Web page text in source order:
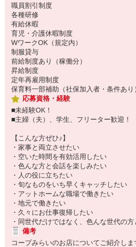
職員割引制度
各種研修
有給休暇
育児・介護休暇制度
WワークOK（規定内）
制服貸与
前給制度あり（稼働分）
昇給制度
定年再雇用制度
保育料一部補助（社保加入者・条件あり
応募資格・経験
■未経験OK！
■主婦（夫）、学生、フリーター歓迎！
【こんな方ぜひ♪】
・家事と両立させたい
・空いた時間を有効活用したい
・色んな方と会話を楽しみたい
・人の役に立ちたい
・旬なものをいち早くキャッチしたい
・アットホームな職場で働きたい
・地元で働きたい
・久々にお仕事復帰したい
・同世代だけではなく、色んな世代の
備考
コープみらいのお店についてご紹介しま